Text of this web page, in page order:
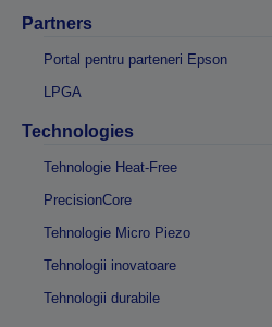
Partners
Portal pentru parteneri Epson
LPGA
Technologies
Tehnologie Heat-Free
PrecisionCore
Tehnologie Micro Piezo
Tehnologii inovatoare
Tehnologii durabile